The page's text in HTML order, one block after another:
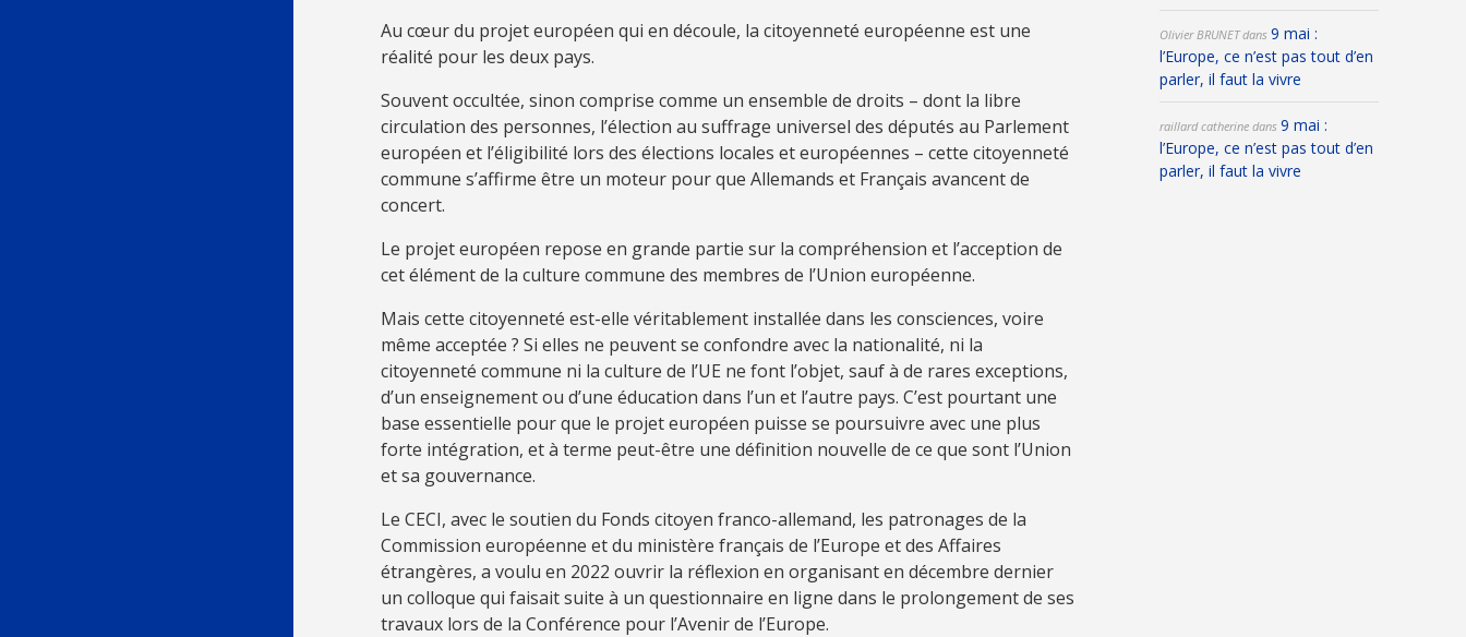
Au cœur du projet européen qui en découle, la citoyenneté européenne est une
réalité pour les deux pays.
Souvent occultée, sinon comprise comme un ensemble de droits – dont la libre
circulation des personnes, l’élection au suffrage universel des députés au Parlement
européen et l’éligibilité lors des élections locales et européennes – cette citoyenneté
commune s’affirme être un moteur pour que Allemands et Français avancent de
concert.
Le projet européen repose en grande partie sur la compréhension et l’acception de
cet élément de la culture commune des membres de l’Union européenne.
Mais cette citoyenneté est-elle véritablement installée dans les consciences, voire
même acceptée ? Si elles ne peuvent se confondre avec la nationalité, ni la
citoyenneté commune ni la culture de l’UE ne font l’objet, sauf à de rares exceptions,
d’un enseignement ou d’une éducation dans l’un et l’autre pays. C’est pourtant une
base essentielle pour que le projet européen puisse se poursuivre avec une plus
forte intégration, et à terme peut-être une définition nouvelle de ce que sont l’Union
et sa gouvernance.
Le CECI, avec le soutien du Fonds citoyen franco-allemand, les patronages de la
Commission européenne et du ministère français de l’Europe et des Affaires
étrangères, a voulu en 2022 ouvrir la réflexion en organisant en décembre dernier
un colloque qui faisait suite à un questionnaire en ligne dans le prolongement de ses
travaux lors de la Conférence pour l’Avenir de l’Europe.
Olivier BRUNETdans 9 mai :
l’Europe, ce n’est pas tout d’en
parler, il faut la vivre
raillard catherinedans 9 mai :
l’Europe, ce n’est pas tout d’en
parler, il faut la vivre